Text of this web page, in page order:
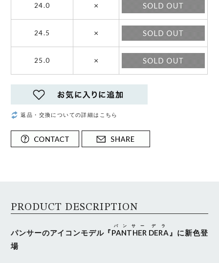
24.0 ×
24.5 ×
25.0 ×
返品・交換についての詳細はこちら
PRODUCT DESCRIPTION
パンサーのアイコンモデル『PANTHER
パンサー
DERA
デラ
』に新色登
場